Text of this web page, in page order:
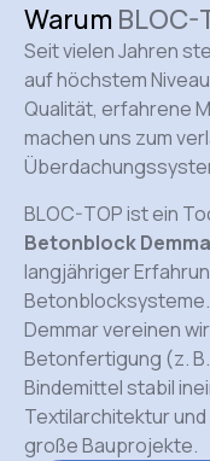
Warum BLOC-
Seit vielen Jahren
auf höchstem
Qualität, erfahrene
machen uns zum
BLOC-TOP ist ein
Betonblock
langjähriger
Demmar vereinen
Betonfertigung (z.
Bindemittel stabil
Textilarchitektur
große Bauprojekte.